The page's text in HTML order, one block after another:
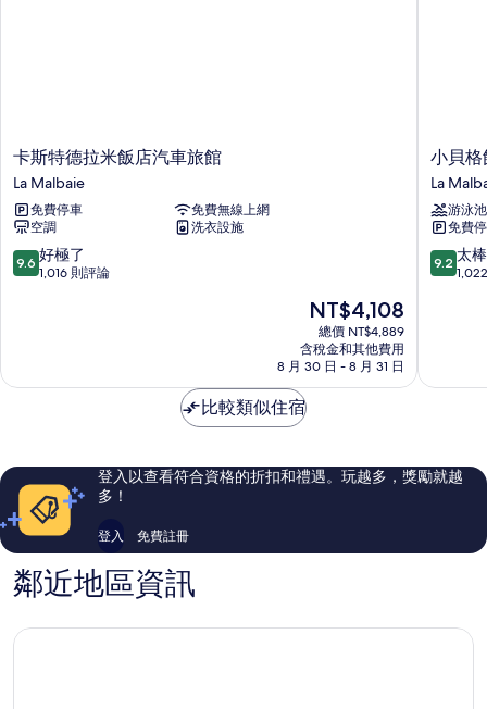
卡
斯
特
德
拉
米
飯
La
卡斯特德拉米飯店汽車旅館
La Malbaie
免費停車
免費無線上網
空調
洗衣設施
9.6
分，
極
評
論
9.6 好極了
1,016 則評論
現
在
價
格
為
NT$4,108
總價 NT$4,889
含稅金和其他費用
8 月 30 日 - 8 月 31 日
小
貝
格
飯
店
La
Malbaie
小貝格
La
游泳池
免費
9.2
分，
棒
評
論
9.2 太
比較類似住宿
登入以查看符合資格的折扣和禮遇。玩越多，獎勵就越
多！
登入 免費註冊
鄰近地區資訊